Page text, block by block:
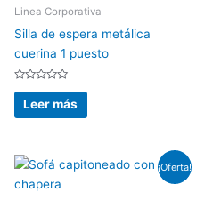
Linea Corporativa
Silla de espera metálica
cuerina 1 puesto
Valorado
con
de
Leer más
¡Oferta!
El
El